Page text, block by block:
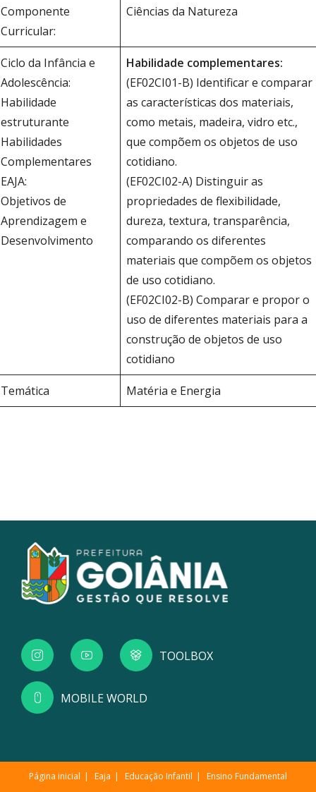
Componente
Curricular:
Ciências da Natureza
Ciclo da Infância e
Adolescência:
Habilidade
estruturante
Habilidades
Complementares
EAJA:
Objetivos de
Aprendizagem e
Desenvolvimento
Habilidade complementares:
(EF02CI01-B) Identificar e comparar
as características dos materiais,
como metais, madeira, vidro etc.,
que compõem os objetos de uso
cotidiano.
(EF02CI02-A) Distinguir as
propriedades de flexibilidade,
dureza, textura, transparência,
comparando os diferentes
materiais que compõem os objetos
de uso cotidiano.
(EF02CI02-B) Comparar e propor o
uso de diferentes materiais para a
construção de objetos de uso
cotidiano
Temática Matéria e Energia
TOOLBOX
MOBILE WORLD
Página inicial Eaja Educação Infantil Ensino Fundamental